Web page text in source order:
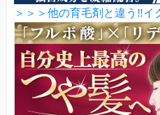
＞＞＞他の育毛剤と違う‼イ